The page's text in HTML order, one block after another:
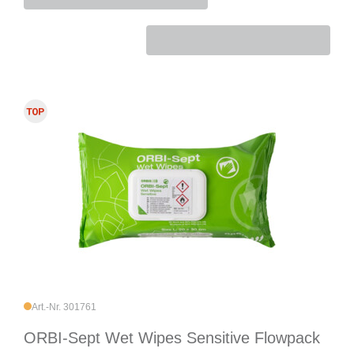
Art.-Nr. 301761
ORBI-Sept Wet Wipes Sensitive Flowpack